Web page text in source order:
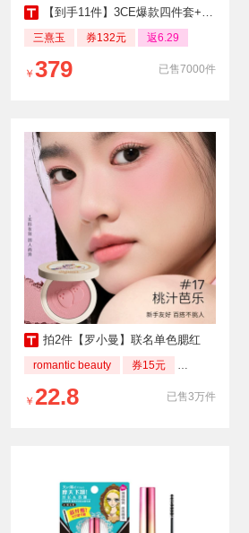
【到手11件】3CE爆款四件套+赠品，赠腮红
三熹玉 券132元 返6.29
已售7000件
￥ 379
拍2件【罗小曼】联名单色腮红
romantic beauty 券15元 返0.51
已售3万件
￥ 22.8